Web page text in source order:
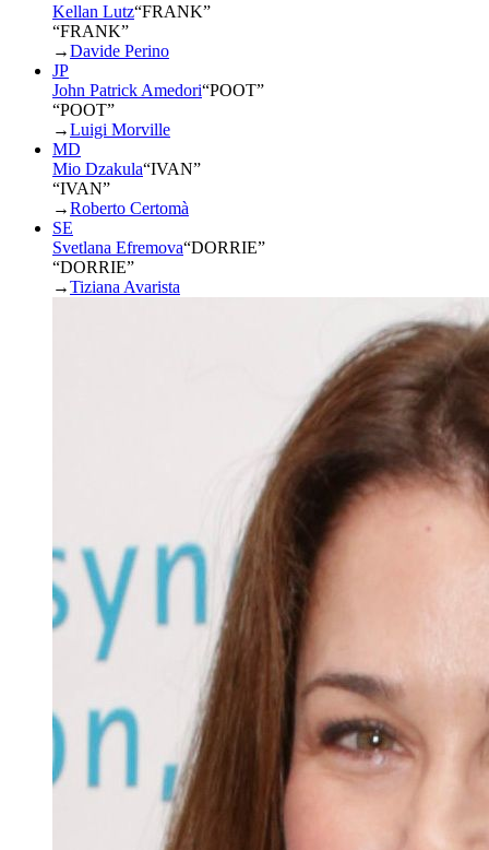
Kellan Lutz“FRANK”
“FRANK”
→Davide Perino
JP
John Patrick Amedori“POOT”
“POOT”
→Luigi Morville
MD
Mio Dzakula“IVAN”
“IVAN”
→Roberto Certomà
SE
Svetlana Efremova“DORRIE”
“DORRIE”
→Tiziana Avarista